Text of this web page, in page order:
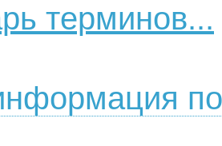
терминов...